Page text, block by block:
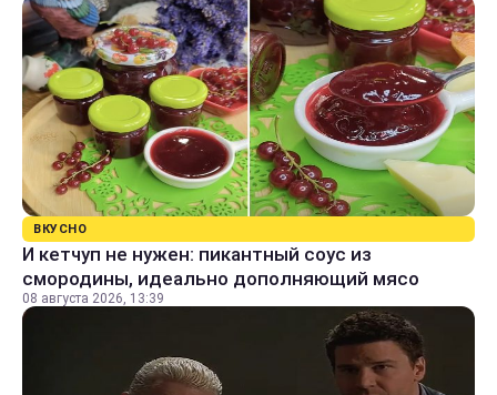
ВКУСНО
И кетчуп не нужен: пикантный соус из
смородины, идеально дополняющий мясо
08 августа 2026, 13:39